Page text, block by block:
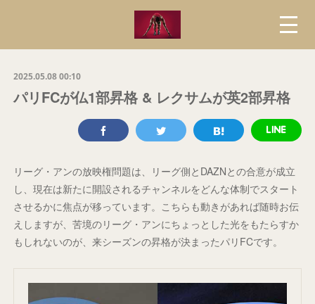
2025.05.08 00:10
パリFCが仏1部昇格 & レクサムが英2部昇格
リーグ・アンの放映権問題は、リーグ側とDAZNとの合意が成立
し、現在は新たに開設されるチャンネルをどんな体制でスタート
させるかに焦点が移っています。こちらも動きがあれば随時お伝
えしますが、苦境のリーグ・アンにちょっとした光をもたらすか
もしれないのが、来シーズンの昇格が決まったパリFCです。